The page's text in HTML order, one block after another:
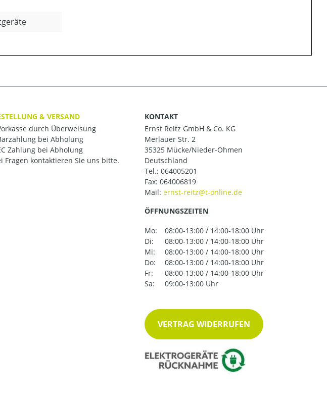
& VERSAND
durch Überweisung
bei Abholung
Zahlung bei Abholung
Fragen kontaktieren Sie uns bitte.
KONTAKT
Ernst Reitz GmbH & Co. KG
Merlauer Str. 2
35325 Mücke/Nieder-Ohmen
Deutschland
Tel.: 064005201
Fax: 064006819
Mail:
ÖFFNUNGSZEITEN
Mo:
08:00-13:00 / 14:00-18:00 Uhr
Di:
08:00-13:00 / 14:00-18:00 Uhr
Mi:
08:00-13:00 / 14:00-18:00 Uhr
Do:
08:00-13:00 / 14:00-18:00 Uhr
Fr:
08:00-13:00 / 14:00-18:00 Uhr
Sa:
09:00-13:00 Uhr
VERTRAG WIDERRUFEN